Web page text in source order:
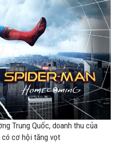
Trung Quốc, doanh thu của
có cơ hội tăng vọt